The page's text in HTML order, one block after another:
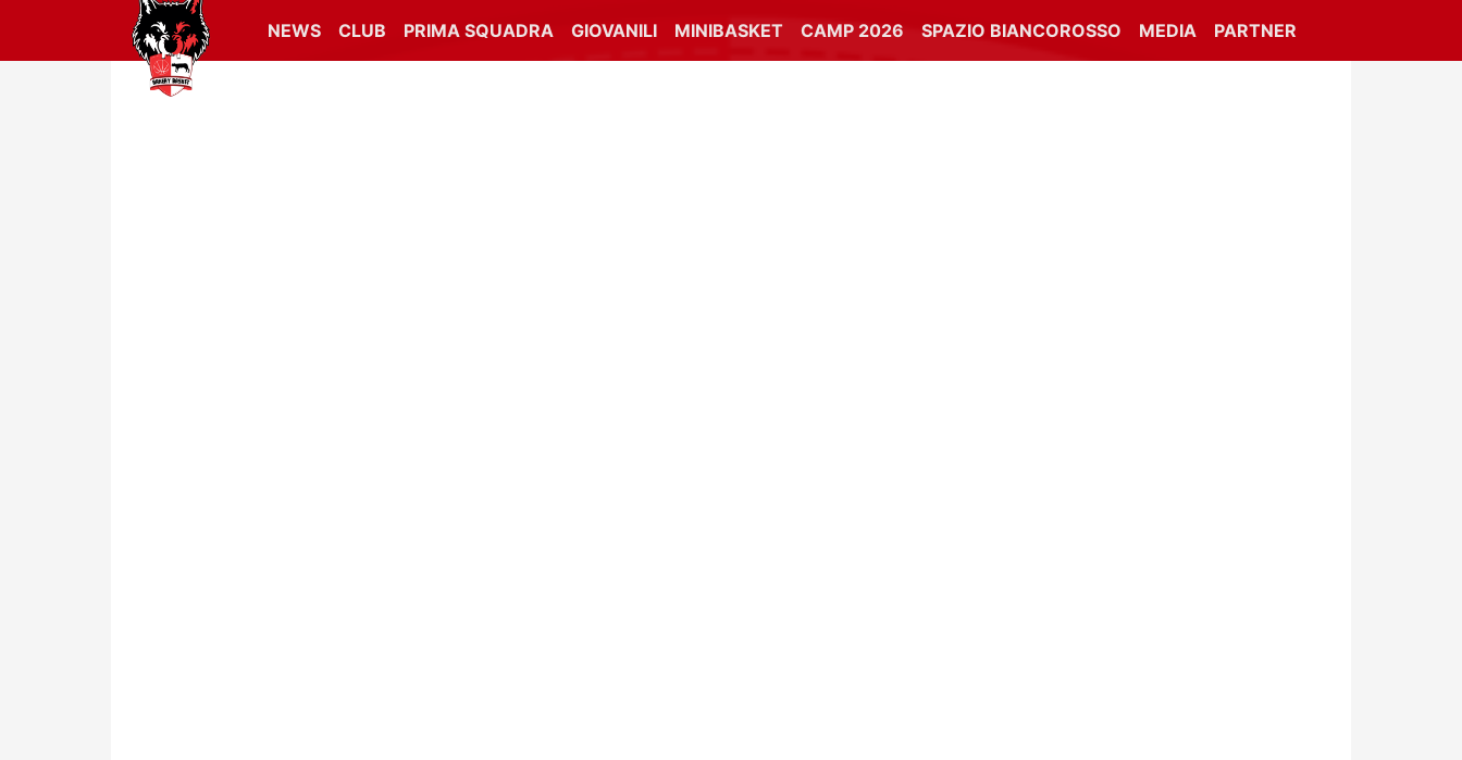
NEWS CLUB PRIMA SQUADRA GIOVANILI MINIBASKET CAMP 2026 SPAZIO BIANCOROSSO MEDIA PARTNER